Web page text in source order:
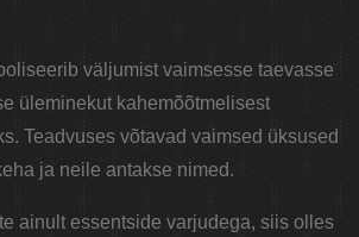
väljumist vaimsesse taevasse
üleminekut kahemõõtmelisest
Teadvuses võtavad vaimsed üksused
ja neile antakse nimed.
ainult essentside varjudega, siis olles